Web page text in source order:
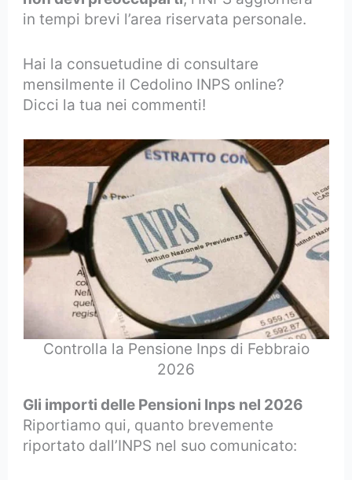
in tempi brevi l’area riservata personale.
Hai la consuetudine di consultare
mensilmente il Cedolino INPS online?
Dicci la tua nei commenti!
Controlla la Pensione Inps di Febbraio
2026
Gli importi delle Pensioni Inps nel 2026
Riportiamo qui, quanto brevemente
riportato dall’INPS nel suo comunicato: